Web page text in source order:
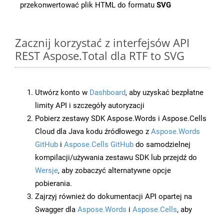
przekonwertować plik HTML do formatu SVG
Zacznij korzystać z interfejsów API
REST Aspose.Total dla RTF to SVG
Utwórz konto w Dashboard, aby uzyskać bezpłatne
limity API i szczegóły autoryzacji
Pobierz zestawy SDK Aspose.Words i Aspose.Cells
Cloud dla Java kodu źródłowego z Aspose.Words
GitHub i Aspose.Cells GitHub do samodzielnej
kompilacji/używania zestawu SDK lub przejdź do
Wersje, aby zobaczyć alternatywne opcje
pobierania.
Zajrzyj również do dokumentacji API opartej na
Swagger dla Aspose.Words i Aspose.Cells, aby